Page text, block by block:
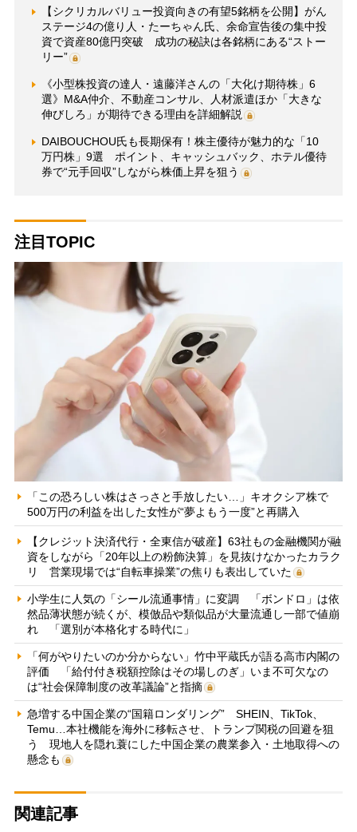
【シクリカルバリュー投資向きの有望5銘柄を公開】がん
ステージ4の億り人・たーちゃん氏、余命宣告後の集中投
資で資産80億円突破 成功の秘訣は各銘柄にある“ストー
リー”
《小型株投資の達人・遠藤洋さんの「大化け期待株」6
選》M&A仲介、不動産コンサル、人材派遣ほか「大きな
伸びしろ」が期待できる理由を詳細解説
DAIBOUCHOU氏も長期保有！株主優待が魅力的な「10
万円株」9選 ポイント、キャッシュバック、ホテル優待
券で“元手回収”しながら株価上昇を狙う
注目TOPIC
「この恐ろしい株はさっさと手放したい…」キオクシア株で
500万円の利益を出した女性が“夢よもう一度”と再購入
【クレジット決済代行・全東信が破産】63社もの金融機関が融
資をしながら「20年以上の粉飾決算」を見抜けなかったカラク
リ 営業現場では“自転車操業”の焦りも表出していた
小学生に人気の「シール流通事情」に変調 「ボンドロ」は依
然品薄状態が続くが、模倣品や類似品が大量流通し一部で値崩
れ 「選別が本格化する時代に」
「何がやりたいのか分からない」竹中平蔵氏が語る高市内閣の
評価 「給付付き税額控除はその場しのぎ」いま不可欠なの
は“社会保障制度の改革議論”と指摘
急増する中国企業の“国籍ロンダリング” SHEIN、TikTok、
Temu…本社機能を海外に移転させ、トランプ関税の回避を狙
う 現地人を隠れ蓑にした中国企業の農業参入・土地取得への
懸念も
関連記事